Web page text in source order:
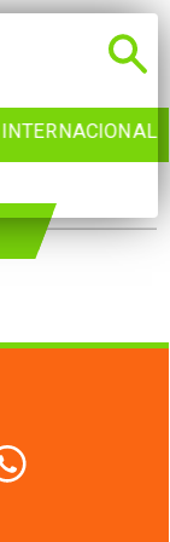
INTERNACIONAL